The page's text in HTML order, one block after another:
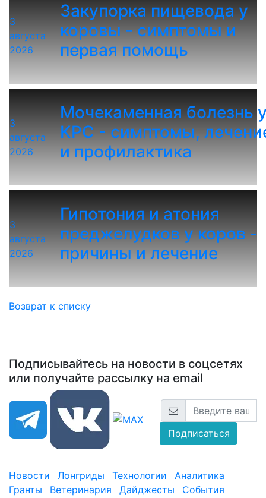
3
августа
2026
Закупорка пищевода у
коровы - симптомы и
первая помощь
3
августа
2026
Мочекаменная болезнь
КРС - симптомы,
и профилактика
3
августа
2026
Гипотония и атония
преджелудков у коров -
причины и лечение
Возврат к списку
Подписывайтесь на новости в соцсетях
или получайте рассылку на email
Подписаться
Новости Лонгриды Технологии
Аналитика
Гранты
Ветеринария Дайджесты
События